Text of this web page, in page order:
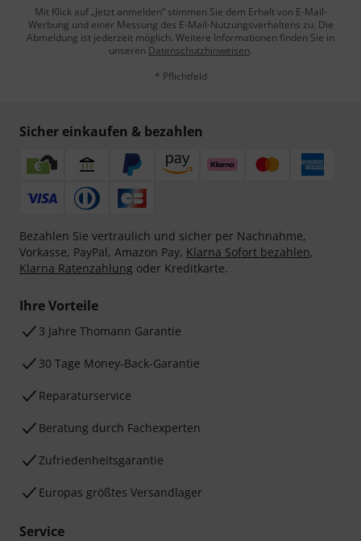
Mit Klick auf „Jetzt anmelden“ stimmen Sie dem Erhalt von E-Mail-
Werbung und einer Messung des E-Mail-Nutzungsverhaltens zu. Die
Abmeldung ist jederzeit möglich. Weitere Informationen finden Sie in
unseren Datenschutzhinweisen.
* Pflichtfeld
Sicher einkaufen & bezahlen
Bezahlen Sie vertraulich und sicher per Nachnahme,
Vorkasse, PayPal, Amazon Pay, Klarna Sofort bezahlen,
Klarna Ratenzahlung oder Kreditkarte.
Ihre Vorteile
3 Jahre Thomann Garantie
30 Tage Money-Back-Garantie
Reparaturservice
Beratung durch Fachexperten
Zufriedenheitsgarantie
Europas größtes Versandlager
Service